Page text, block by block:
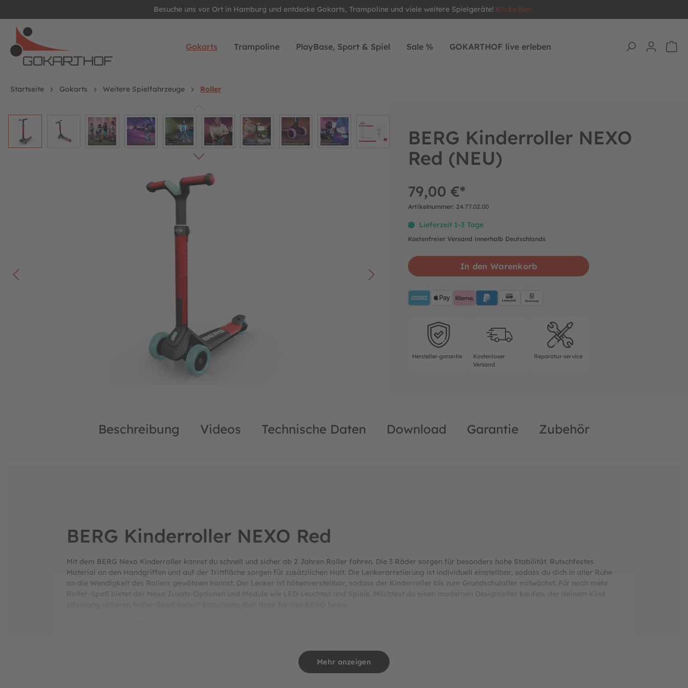
Besuche uns vor Ort in Hamburg und entdecke Gokarts, Trampoline und viele weitere Spielgeräte! Klicke hier.
Gokarts Trampoline PlayBase, Sport & Spiel Sale % GOKARTHOF live erleben
Startseite Gokarts Weitere Spielfahrzeuge
Roller
BERG Kinderroller NEXO
Red (NEU)
79,00 €*
Artikelnummer: 24.77.02.00
Lieferzeit 1-3 Tage
Kostenfreier Versand innerhalb Deutschlands
In den Warenkorb
ApplePayKlarna PayPalBlueLastschrift
Hersteller-garantie
Hersteller-garantie
Kostenloser Versand
Kostenloser
Versand
Reparatur-service
Reparatur-service
Beschreibung Videos Technische Daten Download Garantie Zubehör
BERG Kinderroller NEXO Red
Mit dem BERG Nexo Kinderroller kannst du schnell und sicher ab 2 Jahren Roller fahren. Die 3 Räder sorgen für besonders hohe Stabilität. Rutschfestes
Material an den Handgriffen und auf der Trittfläche sorgen für zusätzlichen Halt. Die Lenkerarretierung ist individuell einstellbar, sodass du dich in aller Ruhe
an die Wendigkeit des Rollers gewöhnen kannst. Der Lenker ist höhenverstellbar, sodass der Kinderroller bis zum Grundschulalter mitwächst. Für noch mehr
Bei der Konzeption des Kinderrollers standen maximale Sicherheit und hochwertiges Design im Fokus
Mehr anzeigen